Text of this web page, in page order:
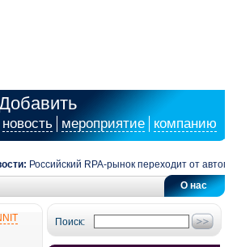
новость мероприятие компанию
Российский RPA-рынок переходит от
О нас
Поиск: